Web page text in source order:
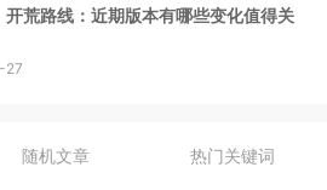
开荒路线：近期版本有哪些变化值得关
27
随机文章 热门关键词